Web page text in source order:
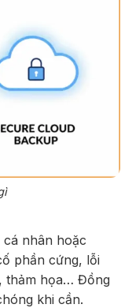
cá nhân hoặc
phần cứng, lỗi
, thảm họa… Đồng
khi cần.